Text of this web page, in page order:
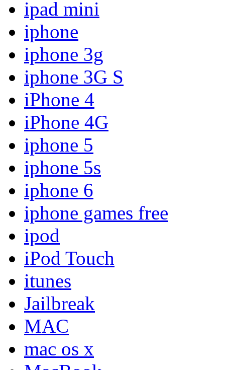
ipad mini
iphone
iphone 3g
iphone 3G S
iPhone 4
iPhone 4G
iphone 5
iphone 5s
iphone 6
iphone games free
ipod
iPod Touch
itunes
Jailbreak
MAC
mac os x